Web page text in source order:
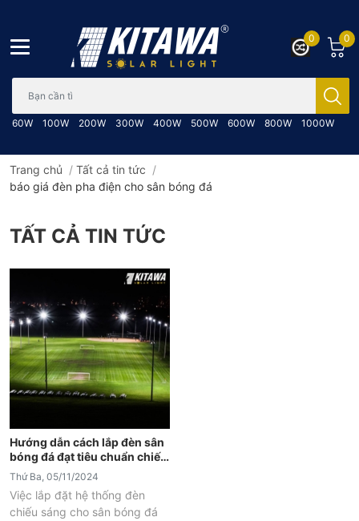
60W 100W 200W 300W 400W 500W 600W 800W 1000W
0
0
Trang chủ / Tất cả tin tức /
báo giá đèn pha điện cho sân bóng đá
TẤT CẢ TIN TỨC
Hướng dẫn cách lắp đèn sân
bóng đá đạt tiêu chuẩn chiếu
sáng
Thứ Ba, 05/11/2024
Việc lắp đặt hệ thống đèn
chiếu sáng cho sân bóng đá